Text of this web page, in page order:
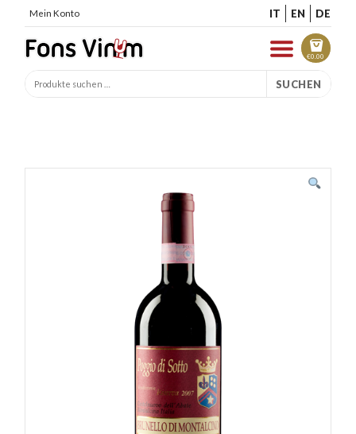
Mein Konto IT EN DE
€0.00
SUCHEN